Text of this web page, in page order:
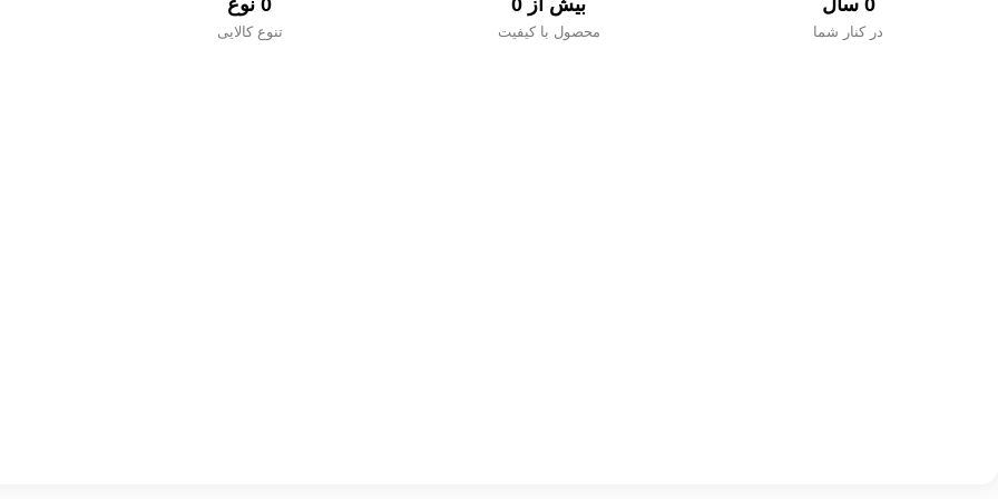
در کنار شما
0 سال
محصول با کیفیت
بیش از 0
تنوع کالایی
0